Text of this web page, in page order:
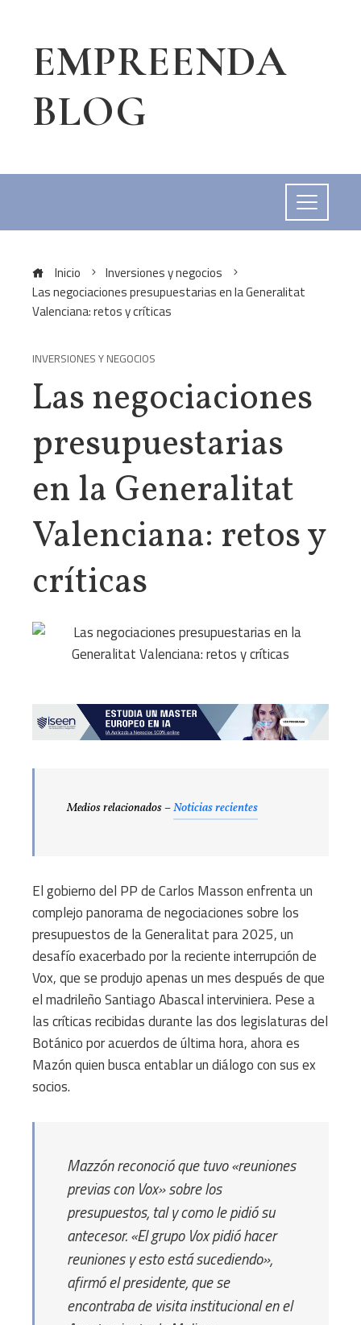
EMPREENDA
BLOG
Inicio
Inversiones y negocios
Las negociaciones presupuestarias en la Generalitat
Valenciana: retos y críticas
INVERSIONES Y NEGOCIOS
Las negociaciones
presupuestarias
en la Generalitat
Valenciana: retos y
críticas
Medios relacionados –Noticias recientes
El gobierno del PP de Carlos Masson enfrenta un
complejo panorama de negociaciones sobre los
presupuestos de la Generalitat para 2025, un
desafío exacerbado por la reciente interrupción de
Vox, que se produjo apenas un mes después de que
el madrileño Santiago Abascal interviniera. Pese a
las críticas recibidas durante las dos legislaturas del
Botánico por acuerdos de última hora, ahora es
Mazón quien busca entablar un diálogo con sus ex
socios.
Mazzón reconoció que tuvo «reuniones
previas con Vox» sobre los
presupuestos, tal y como le pidió su
antecesor. «El grupo Vox pidió hacer
reuniones y esto está sucediendo»,
afirmó el presidente, que se
encontraba de visita institucional en el